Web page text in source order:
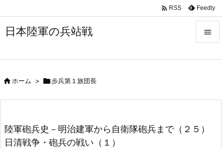
日本陸軍の兵站戦 


 RSS Feedly
ホーム > 歩兵第１旅団長
陸軍砲兵史－明治建軍から自衛隊砲兵まで（２５）
日清戦争・砲兵の戦い（１）